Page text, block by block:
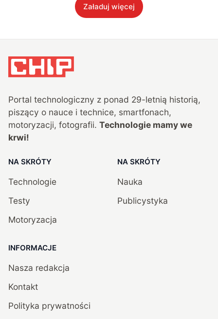
Załaduj więcej
Portal technologiczny z ponad 29-letnią historią,
piszący o nauce i technice, smartfonach,
motoryzacji, fotografii. Technologie mamy we
krwi!
NA SKRÓTY
Technologie
Testy
Motoryzacja
NA SKRÓTY
Nauka
Publicystyka
INFORMACJE
Nasza redakcja
Kontakt
Polityka prywatności